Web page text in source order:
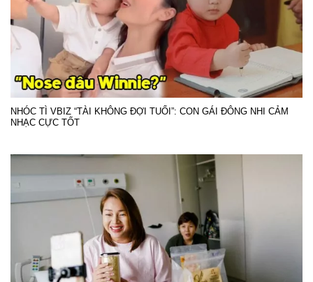
NHÓC TÌ VBIZ “TÀI KHÔNG ĐỢI TUỔI”: CON GÁI ĐÔNG NHI CẢM
NHẠC CỰC TỐT